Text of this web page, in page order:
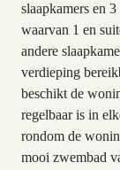
slaapkamers en
waarvan 1 en
andere
verdieping
beschikt de
regelbaar is in
rondom de
mooi zwembad